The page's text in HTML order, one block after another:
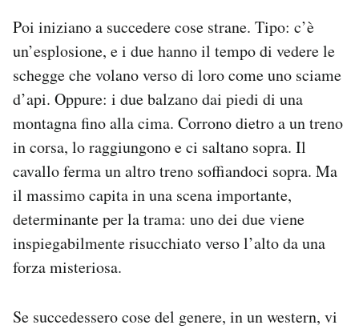
Notifiche mobile
Regala il Post
Hai bisogno di aiuto?
Esci
Poi iniziano a succedere cose strane. Tipo: c’è
un’esplosione, e i due hanno il tempo di vedere le
schegge che volano verso di loro come uno sciame
d’api. Oppure: i due balzano dai piedi di una
montagna fino alla cima. Corrono dietro a un treno
in corsa, lo raggiungono e ci saltano sopra. Il
cavallo ferma un altro treno soffiandoci sopra. Ma
il massimo capita in una scena importante,
determinante per la trama: uno dei due viene
inspiegabilmente risucchiato verso l’alto da una
forza misteriosa.
Se succedessero cose del genere, in un western, vi